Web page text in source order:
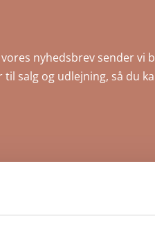
nyhedsbrev sender vi
salg og udlejning, så du